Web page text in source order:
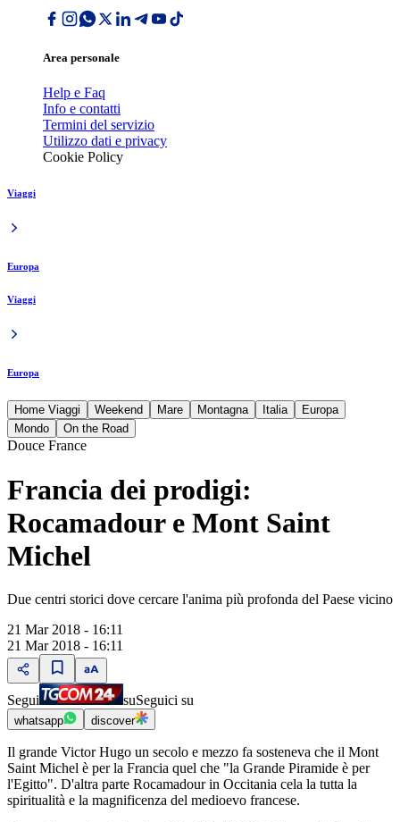
Area personale
Help e Faq
Info e contatti
Termini del servizio
Utilizzo dati e privacy
Cookie Policy
Viaggi
Europa
Viaggi
Europa
Home Viaggi Weekend Mare Montagna Italia
Europa
Mondo
On the Road
Douce France
Francia dei prodigi:
Rocamadour e Mont Saint
Michel
Due centri storici dove cercare l'anima più profonda del Paese vicino
21 Mar 2018 - 16:11
21 Mar 2018 - 16:11
Segui suSeguici su
whatsapp discover
Il grande Victor Hugo un secolo e mezzo fa sosteneva che il Mont
Saint Michel è per la Francia quel che "la Grande Piramide è per
l'Egitto". D'altra parte Rocamadour in Occitania cela la tutta la
spiritualità e la magnificenza del medioevo francese.